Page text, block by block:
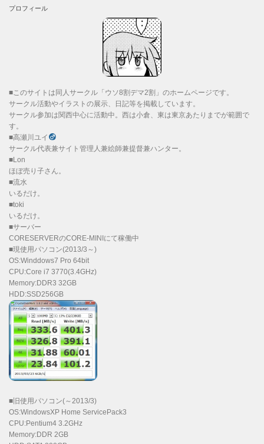
プロフィール
■このサイトは同人サークル「ウソ8割デマ2割」のホームページです。
サークル活動やイラストの展示、日記等を掲載しています。
サークル参加は関西中心に活動中。西は小倉、東は東京あたりまでが範囲で
す。
■高瀬川ユイ
サークル代表兼サイト管理人兼絵師兼提督兼ハンター。
■Lon
ほぼ売り子さん。
■流水
いるだけ。
■toki
いるだけ。
■サーバー
CORESERVERのCORE-MINIにて稼働中
■現使用パソコン(2013/3～)
OS:Winddows7 Pro 64bit
CPU:Core i7 3770(3.4GHz)
Memory:DDR3 32GB
HDD:SSD256GB
■旧使用パソコン(～2013/3)
OS:WindowsXP Home ServicePack3
CPU:Pentium4 3.2GHz
Memory:DDR 2GB